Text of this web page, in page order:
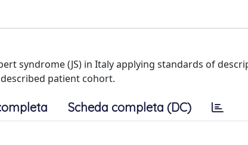
syndrome (JS) in Italy applying standards of
patient cohort.
Scheda completa (DC)